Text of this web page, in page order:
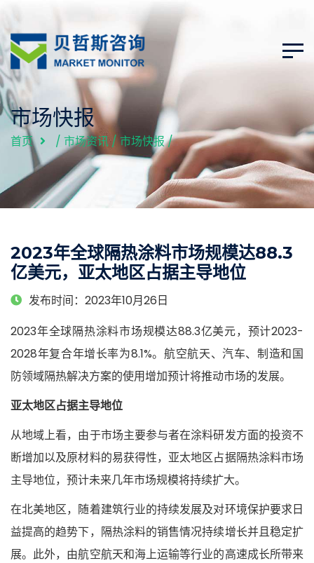
市场快报
首页 / 市场资讯/市场快报/
2023年全球隔热涂料市场规模达88.3
亿美元，亚太地区占据主导地位
发布时间：2023年10月26日
2023年全球隔热涂料市场规模达88.3亿美元，预计2023-
2028年复合年增长率为8.1%。航空航天、汽车、制造和国
防领域隔热解决方案的使用增加预计将推动市场的发展。
亚太地区占据主导地位
从地域上看，由于市场主要参与者在涂料研发方面的投资不
断增加以及原材料的易获得性，亚太地区占据隔热涂料市场
主导地位，预计未来几年市场规模将持续扩大。
在北美地区，随着建筑行业的持续发展及对环境保护要求日
益提高的趋势下，隔热涂料的销售情况持续增长并且稳定扩
展。此外，由航空航天和海上运输等行业的高速成长所带来